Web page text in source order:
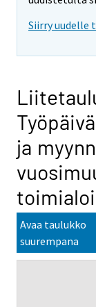
Siirry uudelle
ja
Avaa taulukko
suurempana